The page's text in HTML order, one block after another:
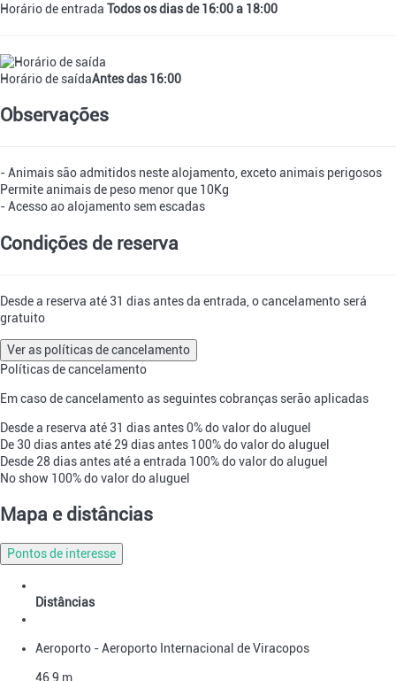
Horário de entrada Todos os dias de 16:00 a 18:00
Horário de saídaAntes das 16:00
Observações
- Animais são admitidos neste alojamento, exceto animais perigosos
Permite animais de peso menor que 10Kg
- Acesso ao alojamento sem escadas
Condições de reserva
Desde a reserva até 31 dias antes da entrada, o cancelamento será
gratuito
Ver as políticas de cancelamento
Políticas de cancelamento
Em caso de cancelamento as seguintes cobranças serão aplicadas
Desde a reserva até 31 dias antes0% do valor do aluguel
De 30 dias antes até 29 dias antes 100% do valor do aluguel
Desde 28 dias antes até a entrada 100% do valor do aluguel
No show 100% do valor do aluguel
Mapa e distâncias
Pontos de interesse
Distâncias
Aeroporto - Aeroporto Internacional de Viracopos
46,9 m